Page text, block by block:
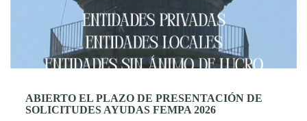
ABIERTO EL PLAZO DE PRESENTACIÓN DE
SOLICITUDES AYUDAS FEMPA 2026